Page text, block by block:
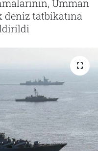
Umman
deniz tatbikatına